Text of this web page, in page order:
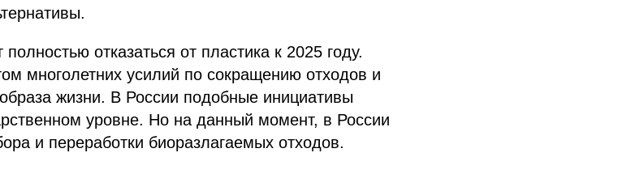
отказаться от пластика к 2025 году.
многолетних усилий по сокращению отходов и
жизни. В России подобные инициативы
уровне. Но на данный момент, в России
и переработки биоразлагаемых отходов.